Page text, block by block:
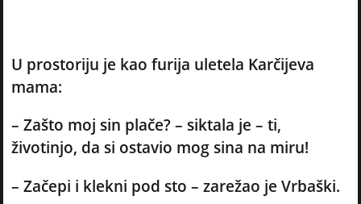
U prostoriju je kao furija uletela Karčijeva
mama:
– Zašto moj sin plače? – siktala je – ti,
životinjo, da si ostavio mog sina na miru!
– Začepi i klekni pod sto – zarežao je Vrbaški.